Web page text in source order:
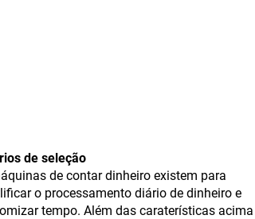
de seleção
de contar dinheiro existem para
o processamento diário de dinheiro e
tempo. Além das caraterísticas acima